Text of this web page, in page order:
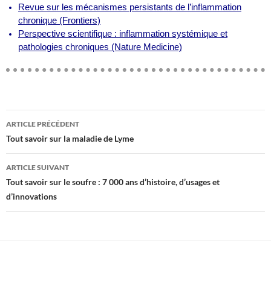
Revue sur les mécanismes persistants de l’inflammation
chronique (Frontiers)
Perspective scientifique : inflammation systémique et
pathologies chroniques (Nature Medicine)
Navigation
des
articles
ARTICLE PRÉCÉDENT
Tout savoir sur la maladie de Lyme
ARTICLE SUIVANT
Tout savoir sur le soufre : 7 000 ans d’histoire, d’usages et
d’innovations